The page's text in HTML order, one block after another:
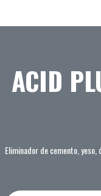
ACID
Eliminador de cemento,